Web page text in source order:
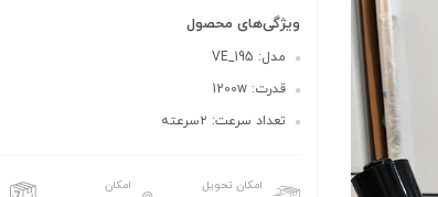
ویژگی‌های محصول
مدل: VE_195
قدرت: 1200w
تعداد سرعت: ۲سرعته
امکان تحویل
امکان